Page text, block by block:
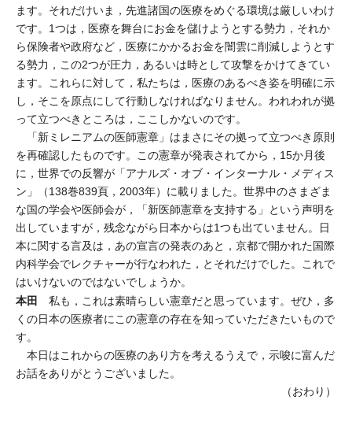
ます。それだけいま，先進諸国の医療をめぐる環境は厳しいわけ
です。1つは，医療を舞台にお金を儲けようとする勢力，それか
ら保険者や政府など，医療にかかるお金を闇雲に削減しようとす
る勢力，この2つが圧力，あるいは時として攻撃をかけてきてい
ます。これらに対して，私たちは，医療のあるべき姿を明確に示
し，そこを原点にして行動しなければなりません。われわれが拠
って立つべきところは，ここしかないのです。
「新ミレニアムの医師憲章」はまさにその拠って立つべき原則
を再確認したものです。この憲章が発表されてから，15か月後
に，世界での反響が「アナルズ・オブ・インターナル・メディス
ン」（138巻839頁，2003年）に載りました。世界中のさまざま
な国の学会や医師会が，「新医師憲章を支持する」という声明を
出していますが，残念ながら日本からは1つも出ていません。日
本に関する言及は，あの宣言の発表のあと，京都で開かれた国際
内科学会でレクチャーが行なわれた，とそれだけでした。これで
はいけないのではないでしょうか。
本田 私も，これは素晴らしい憲章だと思っています。ぜひ，多
くの日本の医療者にこの憲章の存在を知っていただきたいもので
す。
本日はこれからの医療のあり方を考えるうえで，示唆に富んだ
お話をありがとうございました。
（おわり）